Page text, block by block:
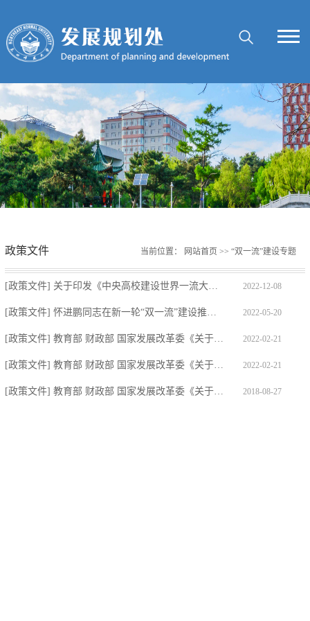
政策文件 当前位置： 网站首页 >> “双一流”建设专题
[政策文件] 关于印发《中央高校建设世界一流大学（学科）和特色发展引导专项... 2022-12-08
[政策文件] 怀进鹏同志在新一轮“双一流”建设推进会上的讲话（节选） 2022-05-20
[政策文件] 教育部 财政部 国家发展改革委《关于公布第二轮“双一流”建设高... 2022-02-21
[政策文件] 教育部 财政部 国家发展改革委《关于深入推进世界一流大学和一流... 2022-02-21
[政策文件] 教育部 财政部 国家发展改革委《关于高等学校加快“双一流”建设... 2018-08-27